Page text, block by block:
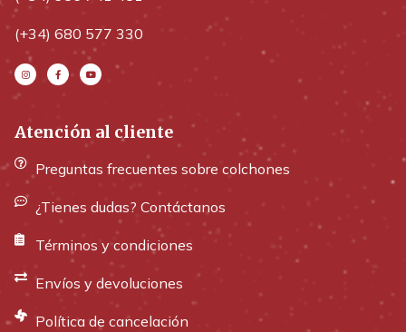
(+34) 680 577 330
Atención al cliente
Preguntas frecuentes sobre colchones
¿Tienes dudas? Contáctanos
Términos y condiciones
Envíos y devoluciones
Política de cancelación